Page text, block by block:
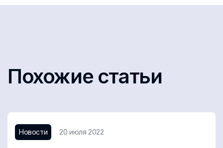
Похожие статьи
Новости 20 июля 2022